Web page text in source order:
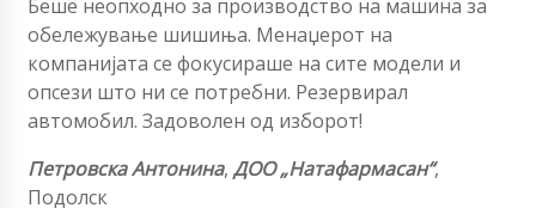
Беше неопходно за производство на машина за
обележување шишиња. Менаџерот на
компанијата се фокусираше на сите модели и
опсези што ни се потребни. Резервирал
автомобил. Задоволен од изборот!
Петровска Антонина, ДОО „Натафармасан“,
Подолск